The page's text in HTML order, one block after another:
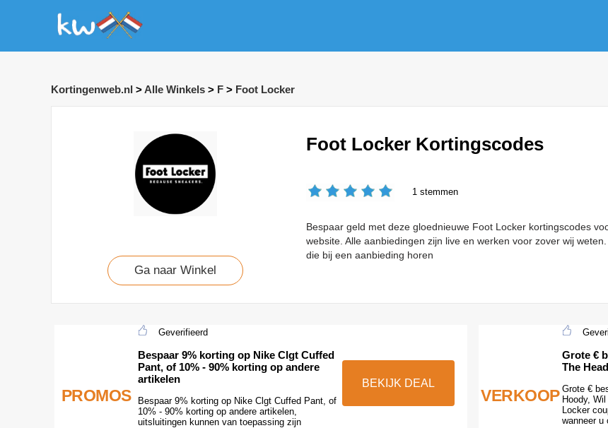
Kortingenweb.nl > Alle Winkels > F > Foot Locker
Ga naar Winkel
Foot Locker Kortingscodes
1 stemmen
Bespaar geld met deze gloednieuwe Foot Locker kortingscodes
website. Alle aanbiedingen zijn live en werken voor zover wij
die bij een aanbieding horen
PROMOS
Geverifieerd
Bespaar 9% korting op Nike Clgt Cuffed
Pant, of 10% - 90% korting op andere
artikelen
Bespaar 9% korting op Nike Clgt Cuffed Pant, of
10% - 90% korting op andere artikelen,
uitsluitingen kunnen van toepassing zijn
BEKIJK DEAL
VERKOOP
Grote €
The
Grote €
Hoody,
Locker
wanneer u